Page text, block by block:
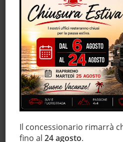
Climatizzatore
Controllo trazione
ESP
Frenata d'emergenza
Hill holder
Immobilizzatore
Isofix
Marmitta catalitica
Servosterzo
Il concessionario rimarrà
fino al24 agosto.